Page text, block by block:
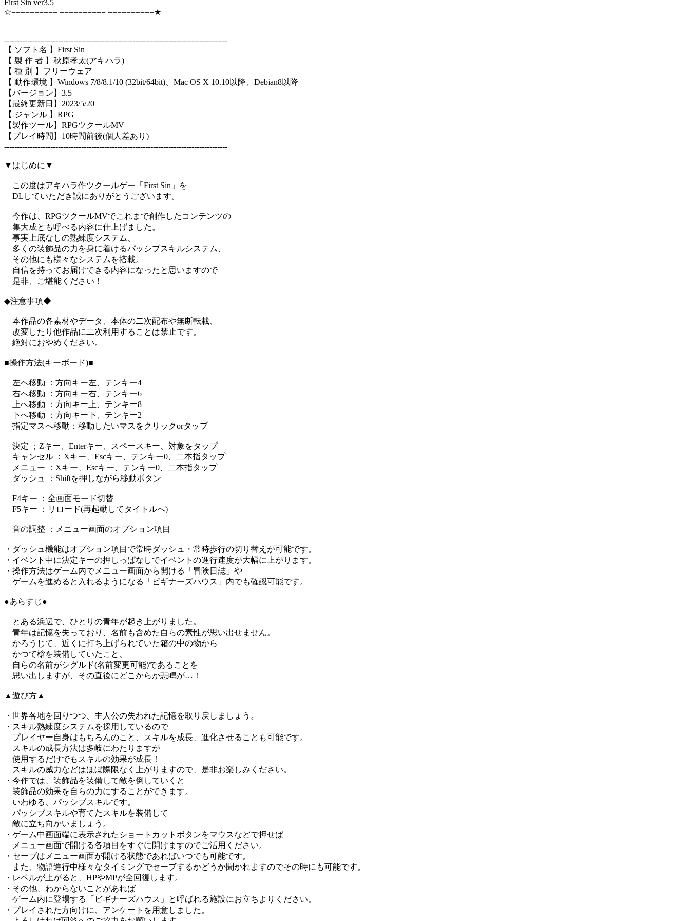
First Sin ver3.5
☆========== ========== ==========★
---------------------------------------------------------------------------------------
【 ソフト名 】First Sin
【 製 作 者 】秋原孝太(アキハラ)
【 種 別 】フリーウェア
【 動作環境 】Windows 7/8/8.1/10 (32bit/64bit)、Mac OS X 10.10以降、Debian8以降
【バージョン】3.5
【最終更新日】2023/5/20
【 ジャンル 】RPG
【製作ツール】RPGツクールMV
【プレイ時間】10時間前後(個人差あり)
---------------------------------------------------------------------------------------
▼はじめに▼
この度はアキハラ作ツクールゲー「First Sin」を
DLしていただき誠にありがとうございます。
今作は、RPGツクールMVでこれまで創作したコンテンツの
集大成とも呼べる内容に仕上げました。
事実上底なしの熟練度システム、
多くの装飾品の力を身に着けるパッシブスキルシステム、
その他にも様々なシステムを搭載。
自信を持ってお届けできる内容になったと思いますので
是非、ご堪能ください！
◆注意事項◆
本作品の各素材やデータ、本体の二次配布や無断転載、
改変したり他作品に二次利用することは禁止です。
絶対におやめください。
■操作方法(キーボード)■
左へ移動 ：方向キー左、テンキー4
右へ移動 ：方向キー右、テンキー6
上へ移動 ：方向キー上、テンキー8
下へ移動 ：方向キー下、テンキー2
指定マスへ移動：移動したいマスをクリックorタップ
決定 ；Zキー、Enterキー、スペースキー、対象をタップ
キャンセル ：Xキー、Escキー、テンキー0、二本指タップ
メニュー ：Xキー、Escキー、テンキー0、二本指タップ
ダッシュ ：Shiftを押しながら移動ボタン
F4キー ：全画面モード切替
F5キー ：リロード(再起動してタイトルへ)
音の調整 ：メニュー画面のオプション項目
・ダッシュ機能はオプション項目で常時ダッシュ・常時歩行の切り替えが可能です。
・イベント中に決定キーの押しっぱなしでイベントの進行速度が大幅に上がります。
・操作方法はゲーム内でメニュー画面から開ける「冒険日誌」や
ゲームを進めると入れるようになる「ビギナーズハウス」内でも確認可能です。
●あらすじ●
とある浜辺で、ひとりの青年が起き上がりました。
青年は記憶を失っており、名前も含めた自らの素性が思い出せません。
かろうじて、近くに打ち上げられていた箱の中の物から
かつて槍を装備していたこと、
自らの名前がシグルド(名前変更可能)であることを
思い出しますが、その直後にどこからか悲鳴が…！
▲遊び方▲
・世界各地を回りつつ、主人公の失われた記憶を取り戻しましょう。
・スキル熟練度システムを採用しているので
プレイヤー自身はもちろんのこと、スキルを成長、進化させることも可能です。
スキルの成長方法は多岐にわたりますが
使用するだけでもスキルの効果が成長！
スキルの威力などはほぼ際限なく上がりますので、是非お楽しみください。
・今作では、装飾品を装備して敵を倒していくと
装飾品の効果を自らの力にすることができます。
いわゆる、パッシブスキルです。
パッシブスキルや育てたスキルを装備して
敵に立ち向かいましょう。
・ゲーム中画面端に表示されたショートカットボタンをマウスなどで押せば
メニュー画面で開ける各項目をすぐに開けますのでご活用ください。
・セーブはメニュー画面が開ける状態であればいつでも可能です。
また、物語進行中様々なタイミングでセーブするかどうか聞かれますのでその時にも可能です。
・レベルが上がると、HPやMPが全回復します。
・その他、わからないことがあれば
ゲーム内に登場する「ビギナーズハウス」と呼ばれる施設にお立ちよりください。
・プレイされた方向けに、アンケートを用意しました。